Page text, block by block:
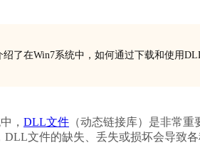
了在Win7系统中，如何通过下载和使用
， DLL文件 （动态链接库）是非常
DLL文件的缺失、丢失或损坏会导致